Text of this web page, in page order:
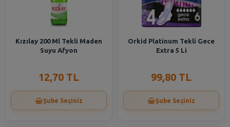
Kızılay 200 Ml Tekli Maden
Suyu Afyon
12,70 TL
Şube Seçiniz
Orkid Platinum Tekli Gece
Extra 5 Li
99,80 TL
Şube Seçiniz